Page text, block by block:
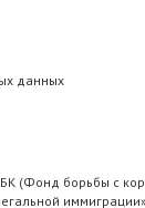
данных
(Фонд борьбы с